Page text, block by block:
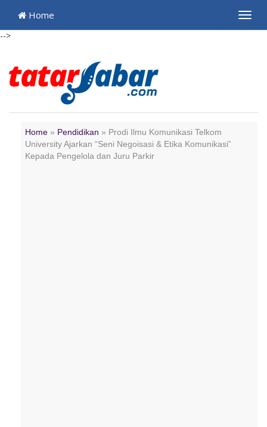
-->
Home
Home » Pendidikan » Prodi Ilmu Komunikasi Telkom
University Ajarkan “Seni Negoisasi & Etika Komunikasi”
Kepada Pengelola dan Juru Parkir